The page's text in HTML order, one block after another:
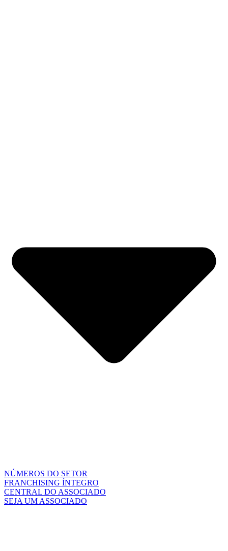
NÚMEROS DO SETOR
FRANCHISING ÍNTEGRO
CENTRAL DO ASSOCIADO
SEJA UM ASSOCIADO